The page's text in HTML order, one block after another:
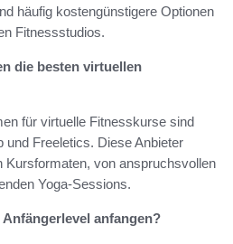
häufig kostengünstigere Optionen
Fitnessstudios.
die besten virtuellen
für virtuelle Fitnesskurse sind
und Freeletics. Diese Anbieter
Kursformaten, von anspruchsvollen
Yoga-Sessions.
anfangen?